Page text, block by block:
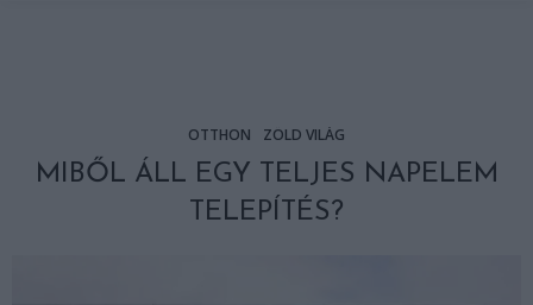
OTTHON ZÖLD VILÁG
MIBŐL ÁLL EGY TELJES NAPELEM
TELEPÍTÉS?